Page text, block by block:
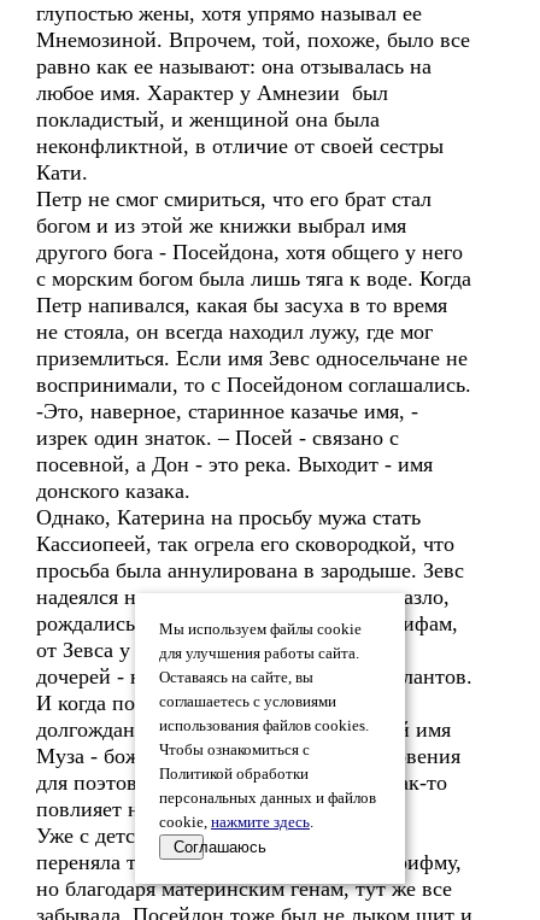
глупостью жены, хотя упрямо называл ее
Мнемозиной. Впрочем, той, похоже, было все
равно как ее называют: она отзывалась на
любое имя. Характер у Амнезии был
покладистый, и женщиной она была
неконфликтной, в отличие от своей сестры
Кати.
Петр не смог смириться, что его брат стал
богом и из этой же книжки выбрал имя
другого бога - Посейдона, хотя общего у него
с морским богом была лишь тяга к воде. Когда
Петр напивался, какая бы засуха в то время
не стояла, он всегда находил лужу, где мог
приземлиться. Если имя Зевс односельчане не
воспринимали, то с Посейдоном соглашались.
-Это, наверное, старинное казачье имя, -
изрек один знаток. – Посей - связано с
посевной, а Дон - это река. Выходит - имя
донского казака.
Однако, Катерина на просьбу мужа стать
Кассиопеей, так огрела его сковородкой, что
просьба была аннулирована в зародыше. Зевс
надеялся на рождение дочери, но как назло,
рождались только сыновья. Согласно мифам,
от Зевса у Мнемозины родилось девять
дочерей - нимфы, покровительницы талантов.
И когда после пяти сыновей, родилась
долгожданная дочь, тут же присвоил ей имя
Муза - божественный источник вдохновения
для поэтов, словно надеялся, что это как-то
повлияет на его творчество.
Уже с детства стало ясно, что девочка
переняла талант отца, сходу подбирая рифму,
но благодаря материнским генам, тут же все
забывала. Посейдон тоже был не лыком шит и
Мы используем файлы cookie
для улучшения работы сайта.
Оставаясь на сайте, вы
соглашаетесь с условиями
использования файлов cookies.
Чтобы ознакомиться с
Политикой обработки
персональных данных и файлов
cookie, нажмите здесь.
Соглашаюсь